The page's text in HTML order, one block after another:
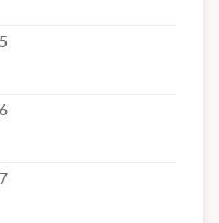
fóruns de
de dúvidas.
NÃO haverá
!!!